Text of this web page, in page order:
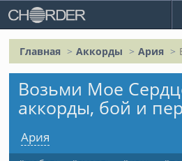
Главная Аккорды Ария
Возьми Мое
аккорды, бой и
Ария